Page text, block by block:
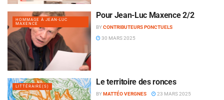
HOMMAGE À JEAN-LUC
MAXENCE
Pour Jean-Luc Maxence 2/2
BYCONTRIBUTEURS PONCTUELS
30 MARS 2025
LITTÉRAIRE(S) Le territoire des ronces
BYMATTÉO VERGNES 23 MARS 2025